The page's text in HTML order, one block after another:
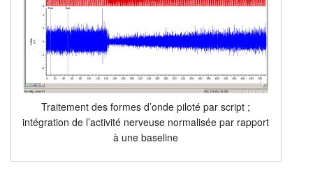
Traitement des formes d’onde piloté par script ;
intégration de l’activité nerveuse normalisée par rapport
à une baseline